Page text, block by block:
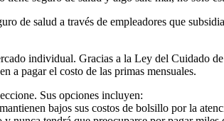
de salud a través de empleadores que
individual. Gracias a la Ley del Cuidado
a pagar el costo de las primas mensuales.
Sus opciones incluyen:
bajos sus costos de bolsillo por la